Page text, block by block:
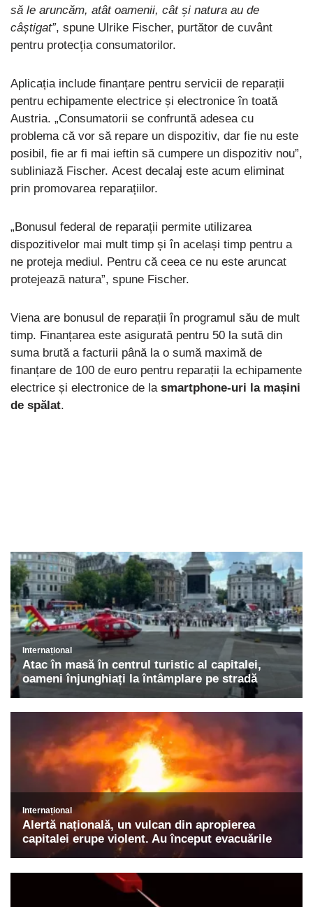
să le aruncăm, atât oamenii, cât și natura au de
câștigat”, spune Ulrike Fischer, purtător de cuvânt
pentru protecția consumatorilor.
Aplicația include finanțare pentru servicii de reparații
pentru echipamente electrice și electronice în toată
Austria. „Consumatorii se confruntă adesea cu
problema că vor să repare un dispozitiv, dar fie nu este
posibil, fie ar fi mai ieftin să cumpere un dispozitiv nou”,
subliniază Fischer. Acest decalaj este acum eliminat
prin promovarea reparațiilor.
„Bonusul federal de reparații permite utilizarea
dispozitivelor mai mult timp și în același timp pentru a
ne proteja mediul. Pentru că ceea ce nu este aruncat
protejează natura”, spune Fischer.
Viena are bonusul de reparații în programul său de mult
timp. Finanțarea este asigurată pentru 50 la sută din
suma brută a facturii până la o sumă maximă de
finanțare de 100 de euro pentru reparații la echipamente
electrice și electronice de la smartphone-uri la mașini
de spălat.